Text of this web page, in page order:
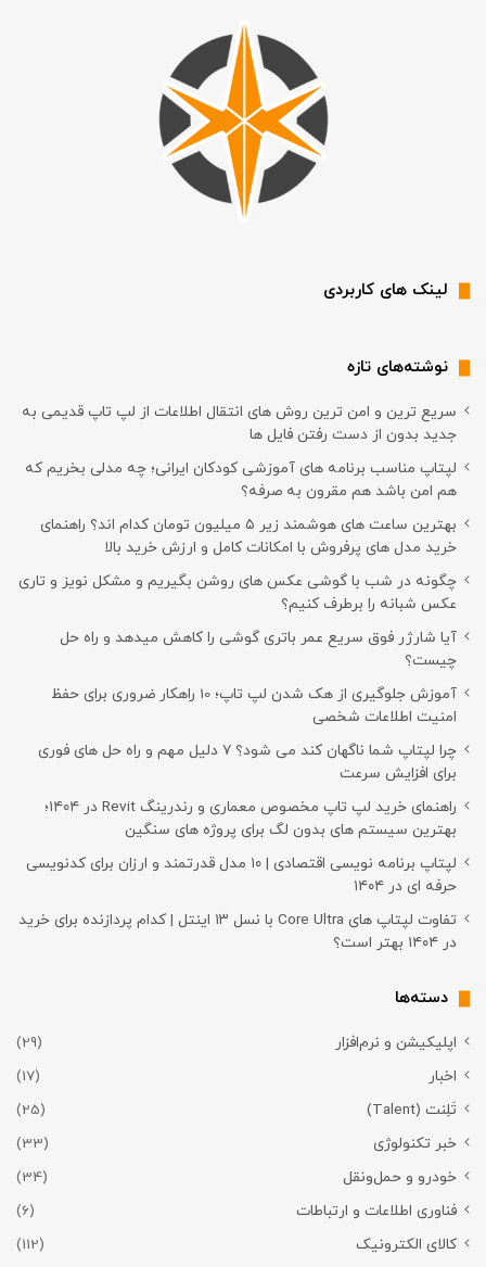
لینک های کاربردی
نوشته‌های تازه
سریع ترین و امن ترین روش های انتقال اطلاعات از لپ تاپ قدیمی به
جدید بدون از دست رفتن فایل ها
لپتاپ مناسب برنامه های آموزشی کودکان ایرانی؛ چه مدلی بخریم که
هم امن باشد هم مقرون به صرفه؟
بهترین ساعت های هوشمند زیر ۵ میلیون تومان کدام اند؟ راهنمای
خرید مدل های پرفروش با امکانات کامل و ارزش خرید بالا
چگونه در شب با گوشی عکس های روشن بگیریم و مشکل نویز و تاری
عکس شبانه را برطرف کنیم؟
آیا شارژر فوق سریع عمر باتری گوشی را کاهش میدهد و راه حل
چیست؟
آموزش جلوگیری از هک شدن لپ تاپ؛ 10 راهکار ضروری برای حفظ
امنیت اطلاعات شخصی
چرا لپتاپ شما ناگهان کند می شود؟ ۷ دلیل مهم و راه حل های فوری
برای افزایش سرعت
راهنمای خرید لپ تاپ مخصوص معماری و رندرینگ Revit در ۱۴۰۴؛
بهترین سیستم های بدون لگ برای پروژه های سنگین
لپتاپ برنامه نویسی اقتصادی | ۱۰ مدل قدرتمند و ارزان برای کدنویسی
حرفه ای در ۱۴۰۴
تفاوت لپتاپ های Core Ultra با نسل ۱۳ اینتل | کدام پردازنده برای خرید
در ۱۴۰۴ بهتر است؟
دسته‌ها
اپلیکیشن و نرم‌افزار
(29)
اخبار
(17)
تَلِنت (Talent)
(25)
خبر تکنولوژی
(33)
خودرو و حمل‌و‌نقل
(34)
فناوری اطلاعات و ارتباطات
(6)
کالای الکترونیک
(112)